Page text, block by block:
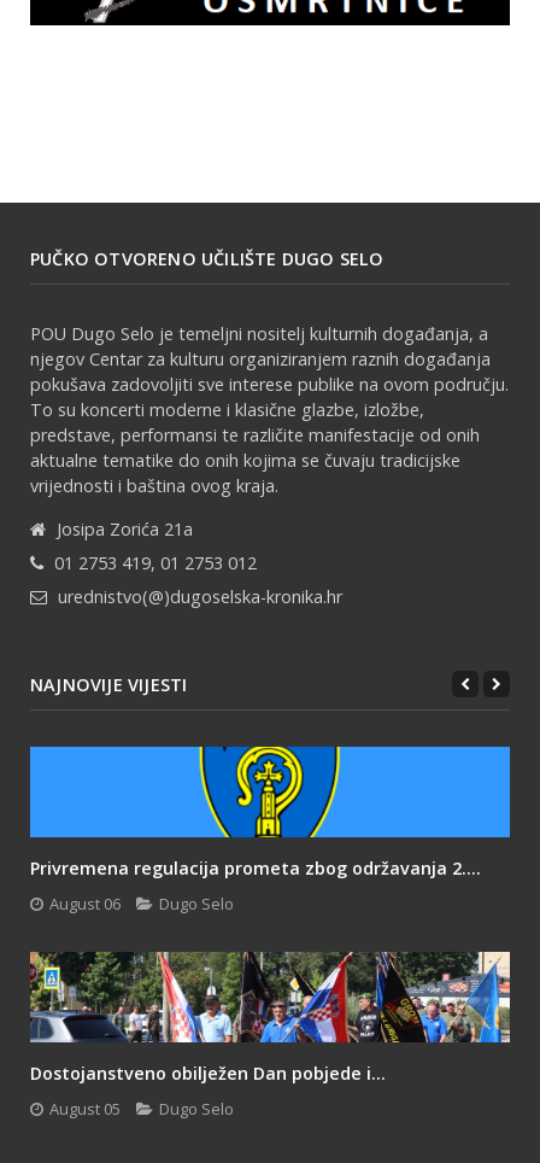
PUČKO OTVORENO UČILIŠTE DUGO SELO
POU Dugo Selo je temeljni nositelj kulturnih događanja, a
njegov Centar za kulturu organiziranjem raznih događanja
pokušava zadovoljiti sve interese publike na ovom području.
To su koncerti moderne i klasične glazbe, izložbe,
predstave, performansi te različite manifestacije od onih
aktualne tematike do onih kojima se čuvaju tradicijske
vrijednosti i baština ovog kraja.
Josipa Zorića 21a
01 2753 419, 01 2753 012
urednistvo(@)dugoselska-kronika.hr
NAJNOVIJE VIJESTI
Privremena regulacija prometa zbog održavanja 2....
August 06 Dugo Selo
Dostojanstveno obilježen Dan pobjede i...
August 05 Dugo Selo